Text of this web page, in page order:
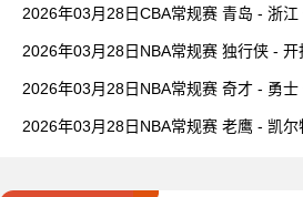
2026年03月28日CBA常规赛 青岛 - 浙江
2026年03月28日NBA常规赛 独行侠 - 开
2026年03月28日NBA常规赛 奇才 - 勇士
2026年03月28日NBA常规赛 老鹰 - 凯尔